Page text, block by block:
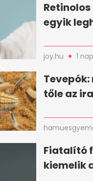
egyik
joy.hu 1
tőle az
Fiatalító
kiemelik